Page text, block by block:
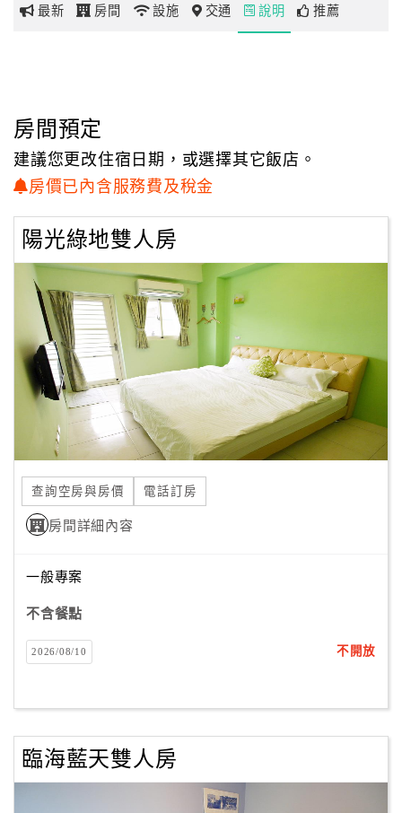
玩
地
圖
顧
務
滿
意
度
訂
單
管
理
員
戶
客
服
聯
最新 房間 設施 交通 說明 推薦
房間預定
建議您更改住宿日期，或選擇其它飯店。
房價已內含服務費及稅金
陽光綠地雙人房
查詢空房與房價 電話訂房
房間詳細內容
一般專案
不含餐點
2026/08/10 不開放
臨海藍天雙人房